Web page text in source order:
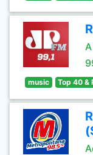
music Top 40 &